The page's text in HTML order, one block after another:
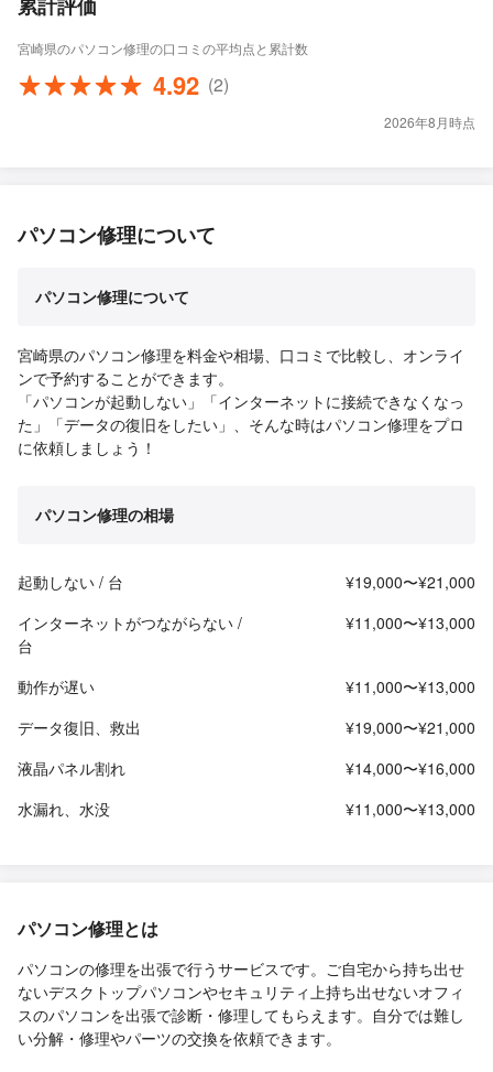
宮崎県のパソコン修理の口コミの平均点と累計数
4.92 (2)
2026年8月時点
パソコン修理について
パソコン修理について
宮崎県のパソコン修理を料金や相場、口コミで比較し、オンライ
ンで予約することができます。
「パソコンが起動しない」「インターネットに接続できなくなっ
た」「データの復旧をしたい」、そんな時はパソコン修理をプロ
に依頼しましょう！
パソコン修理の相場
起動しない / 台
¥19,000〜¥21,000
インターネットがつながらない /
台
¥11,000〜¥13,000
動作が遅い
¥11,000〜¥13,000
データ復旧、救出
¥19,000〜¥21,000
液晶パネル割れ
¥14,000〜¥16,000
水漏れ、水没
¥11,000〜¥13,000
パソコン修理とは
パソコンの修理を出張で行うサービスです。ご自宅から持ち出せ
ないデスクトップパソコンやセキュリティ上持ち出せないオフィ
スのパソコンを出張で診断・修理してもらえます。自分では難し
い分解・修理やパーツの交換を依頼できます。